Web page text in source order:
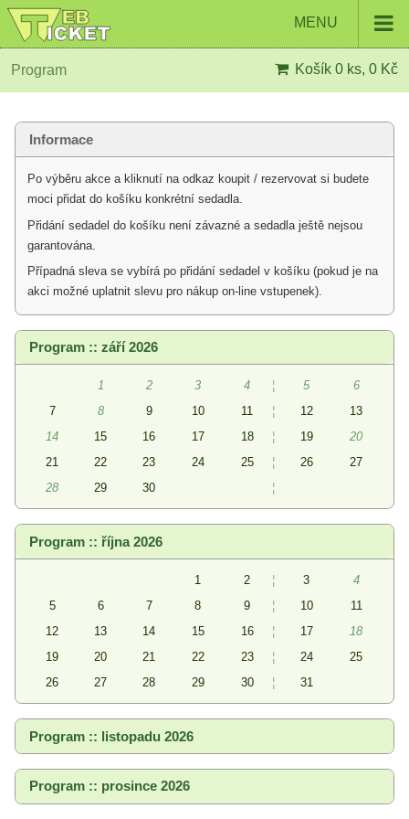
MENU
Program Košík 0 ks, 0 Kč
Informace
Po výběru akce a kliknutí na odkaz koupit / rezervovat si budete
moci přidat do košíku konkrétní sedadla.
Přidání sedadel do košíku není závazné a sedadla ještě nejsou
garantována.
Případná sleva se vybírá po přidání sedadel v košíku (pokud je na
akci možné uplatnit slevu pro nákup on-line vstupenek).
Program :: září 2026
1 2 3 4 ¦ 5
6
7
8 9 10 11 ¦ 12
13
14
15 16 17 18 ¦ 19
20
21
22 23 24 25 ¦ 26
27
28
29 30 ¦
Program :: října 2026
1 2 ¦ 3
4
5
6 7 8 9 ¦ 10
11
12
13 14 15 16 ¦ 17
18
19
20 21 22 23 ¦ 24
25
26
27 28 29 30 ¦ 31
Program :: listopadu 2026
Program :: prosince 2026